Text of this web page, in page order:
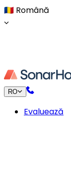
🇷🇴 Română
RO
Evaluează